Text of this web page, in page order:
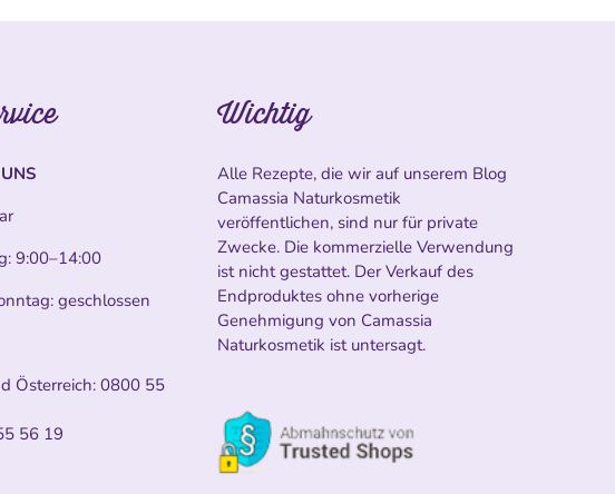
9:00–14:00
geschlossen
Österreich:0800 55
56 19
Wichtig
Alle Rezepte, die wir auf unserem Blog
Camassia Naturkosmetik
veröffentlichen, sind nur für private
Zwecke. Die kommerzielle Verwendung
ist nicht gestattet. Der Verkauf des
Endproduktes ohne vorherige
Genehmigung von Camassia
Naturkosmetik ist untersagt.